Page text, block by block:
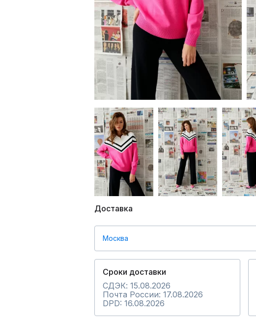
Доставка
Москва
Сроки доставки
СДЭК: 15.08.2026
Почта России: 17.08.2026
DPD: 16.08.2026